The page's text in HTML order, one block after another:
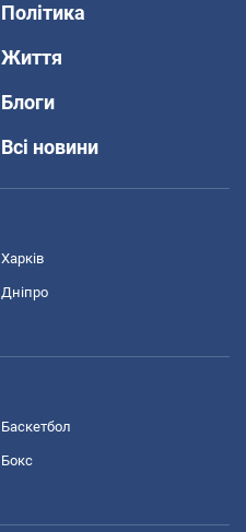
Політика
Життя
Блоги
Всі новини
Харків
Дніпро
Баскетбол
Бокс